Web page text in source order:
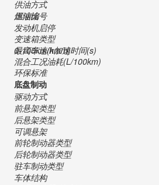
供油方式
压缩比
燃油编号
发动机启停
变速箱类型
最高车速(km/h)
0-100km/h加速时间(s)
混合工况油耗(L/100km)
环保标准
底盘制动
驱动方式
前悬架类型
后悬架类型
可调悬架
前轮制动器类型
后轮制动器类型
驻车制动类型
车体结构